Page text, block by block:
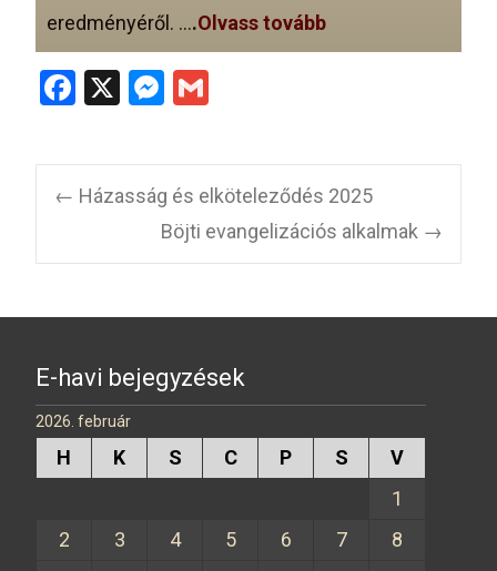
eredményéről. ….Olvass tovább
F
ce
b
o
X
M
se
n
g
er
ail
← Házasság és elköteleződés 2025
Böjti evangelizációs alkalmak →
E-havi bejegyzések
2026. február
H K S C P S
V
1
2
3 4 5 6 7
8